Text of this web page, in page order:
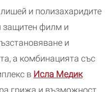
и полизахаридите
защитен филм и
и
а комбинацията със
в Исла Медик
грижа и възможност